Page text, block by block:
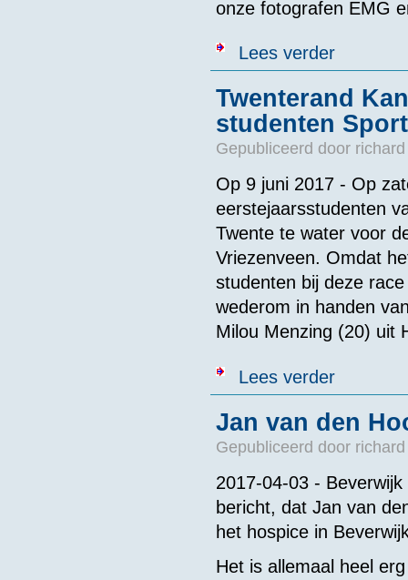
onze fotografen EMG
Lees verderover Foto's
Twenterand
studenten
Gepubliceerd door
Op 9 juni 2017 - Op
eerstejaarsstudenten
Twente te water voor
Vriezenveen. Omdat
studenten bij deze
wederom in handen
Milou Menzing (20) uit
Lees verderover
Jan van den
Gepubliceerd door
2017-04-03 -
bericht, dat Jan van
het hospice in
Het is allemaal heel